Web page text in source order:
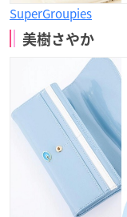
SuperGroupies
美樹さやか